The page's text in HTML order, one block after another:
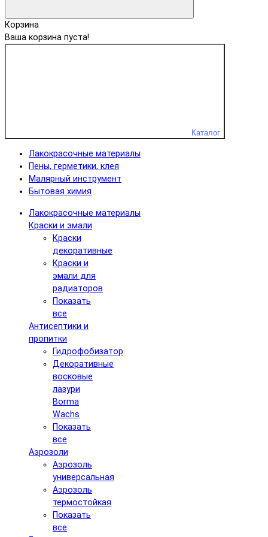
Корзина
Ваша корзина пуста!
Каталог
Лакокрасочные материалы
Пены, герметики, клея
Малярный инструмент
Бытовая химия
Лакокрасочные материалы
Краски и эмали
Краски
декоративные
Краски и
эмали для
радиаторов
Показать
все
Антисептики и
пропитки
Гидрофобизатор
Декоративные
восковые
лазури
Borma
Wachs
Показать
все
Аэрозоли
Аэрозоль
универсальная
Аэрозоль
термостойкая
Показать
все